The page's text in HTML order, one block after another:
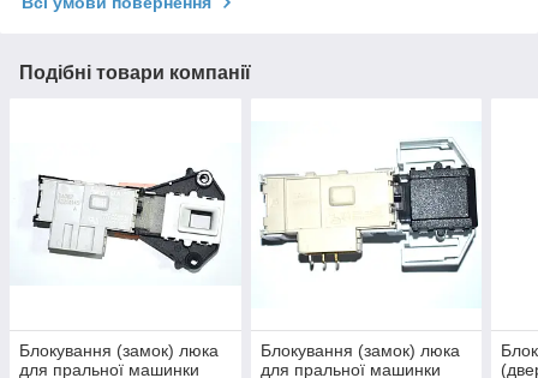
Подібні товари компанії
Блокування (замок) люка
для пральної машинки
Блокування (замок) люка
для пральної машинки